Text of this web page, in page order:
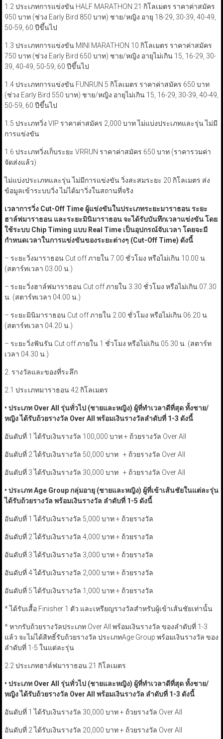
1.2 ประเภทการแข่งขัน HALF MARATHON 21 กิโลเมตร ราคาค่าสมัคร
950 บาท (ช่วง Early Bird 850 บาท) ชาย/หญิง อายุ 18-29, 30-39, 40-49,
50-59, 60 ปีขึ้นไป
1.3 ประเภทการแข่งขัน MINI MARATHON 10 กิโลเมตร ราคาค่าสมัคร
750 บาท (ช่วง Early Bird 650 บาท) ชาย/หญิง อายุไม่เกิน 15, 16-29, 30-
39, 40-49, 50-59, 60 ปีขึ้นไป
1.4 ประเภทการแข่งขัน FUNRUN 5 กิโลเมตร ราคาค่าสมัคร 650 บาท
(ช่วง Early Bird 550 บาท) ชาย/หญิง อายุไม่เกิน 15, 16-29, 30-39, 40-49,
50-59, 60 ปีขึ้นไป
1.5 ประเภทวิ่ง VIP ราคาค่าสมัคร 2,000 บาท ไม่แบ่งประเภทและรุ่น ไม่มี
การแข่งขัน
1.6 ประเภทวิ่งเก็บระยะ VRRUN ราคาค่าสมัคร 650 บาท (ราคารวมค่า
จัดส่งแล้ว)
ไม่แบ่งประเภทและรุ่น ไม่มีการแข่งขัน วิ่งสะสมระยะ 20 กิโลเมตร ส่ง
ข้อมูลเข้าระบบวิ่ง ไม่ได้มาวิ่งในสถานที่จริง
เวลาการวิ่ง Cut-Off Timeผู้แข่งขันในประเภทระยะมาราธอน ระยะ
ฮาล์ฟมาราธอน และระยะมินิมาราธอน จะได้รับบันทึกเวลาแข่งขัน โดย
ใช้ระบบ Chip Timing แบบ Real Time เป็นอุปกรณ์จับเวลา โดยจะมี
กำหนดเวลาในการแข่งขันของระยะต่างๆ (Cut-Off Time) ดังนี้
– ระยะวิ่งมาราธอน Cut off ภายใน 7.00 ชั่วโมง หรือไม่เกิน 10.00 น.
(สตาร์ทเวลา 03.00 น.)
– ระยะวิ่งฮาล์ฟมาราธอน Cut off ภายใน 3.30 ชั่วโมง หรือไม่เกิน 07.30
น. (สตาร์ทเวลา 04.00 น.)
– ระยะมินิมาราธอน Cut off ภายใน 2.00 ชั่วโมง หรือไม่เกิน 06.20 น.
(สตาร์ทเวลา 04.20 น.)
– ระยะวิ่งฟันรัน Cut off ภายใน 1 ชั่วโมง หรือไม่เกิน 05.30 น. (สตาร์ท
เวลา 04.30 น.)
2. รางวัลและของที่ระลึก
2.1 ประเภทมาราธอน 42 กิโลเมตร
• ประเภท Over All รุ่นทั่วไป (ชายและหญิง) ผู้ที่ทำเวลาดีที่สุด ทั้งชาย/
หญิง ได้รับถ้วยรางวัล Over All พร้อมเงินรางวัลลำดับที่ 1-3 ดังนี้
อันดับที่ 1 ได้รับเงินรางวัล 100,000 บาท + ถ้วยรางวัล Over All
อันดับที่ 2 ได้รับเงินรางวัล 50,000 บาท + ถ้วยรางวัล Over All
อันดับที่ 3 ได้รับเงินรางวัล 30,000 บาท + ถ้วยรางวัล Over All
• ประเภทAge Group กลุ่มอายุ (ชายและหญิง) ผู้ที่เข้าเส้นชัยในแต่ละรุ่น
ได้รับถ้วยรางวัล พร้อมเงินรางวัล ลำดับที่ 1-5 ดังนี้
อันดับที่ 1 ได้รับเงินรางวัล 5,000 บาท + ถ้วยรางวัล
อันดับที่ 2 ได้รับเงินรางวัล 4,000 บาท + ถ้วยรางวัล
อันดับที่ 3 ได้รับเงินรางวัล 3,000 บาท + ถ้วยรางวัล
อันดับที่ 4 ได้รับเงินรางวัล 2,000 บาท + ถ้วยรางวัล
อันดับที่ 5 ได้รับเงินรางวัล 1,000 บาท + ถ้วยรางวัล
* ได้รับเสื้อ Finisher 1 ตัว และเหรียญรางวัลสำหรับผู้เข้าเส้นชัยเท่านั้น
* หากรับถ้วยรางวัลประเภท Over All พร้อมเงินรางวัล ของลำดับที่ 1-3
แล้ว จะไม่ได้สิทธิ์รับถ้วยรางวัล ประเภทAge Group พร้อมเงินรางวัล ของ
ลำดับที่ 1-5 ในแต่ละรุ่น
2.2 ประเภทฮาล์ฟมาราธอน 21 กิโลเมตร
• ประเภท Over All รุ่นทั่วไป (ชายและหญิง) ผู้ที่ทำเวลาดีที่สุด ทั้งชาย/
หญิง ได้รับถ้วยรางวัล Over All พร้อมเงินรางวัล ลำดับที่ 1-3 ดังนี้
อันดับที่ 1 ได้รับเงินรางวัล 30,000 บาท + ถ้วยรางวัล Over All
อันดับที่ 2 ได้รับเงินรางวัล 20,000 บาท + ถ้วยรางวัล Over All